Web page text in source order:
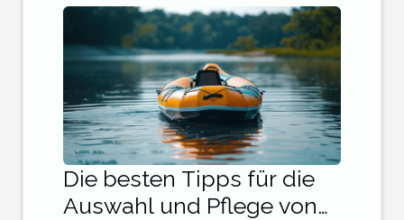
Die besten Tipps für die
Auswahl und Pflege von